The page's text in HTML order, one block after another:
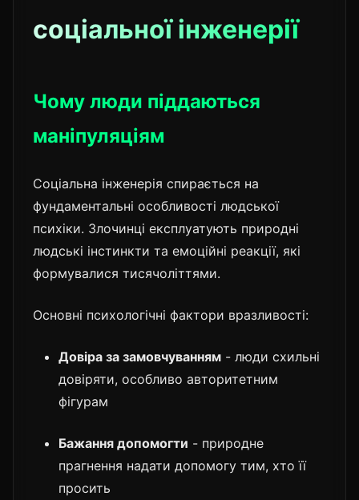
соціальної інженерії
Чому люди піддаються
маніпуляціям
Соціальна інженерія спирається на
фундаментальні особливості людської
психіки. Злочинці експлуатують природні
людські інстинкти та емоційні реакції, які
формувалися тисячоліттями.
Основні психологічні фактори вразливості:
Довіра за замовчуванням - люди схильні
довіряти, особливо авторитетним
фігурам
Бажання допомогти - природне
прагнення надати допомогу тим, хто її
просить